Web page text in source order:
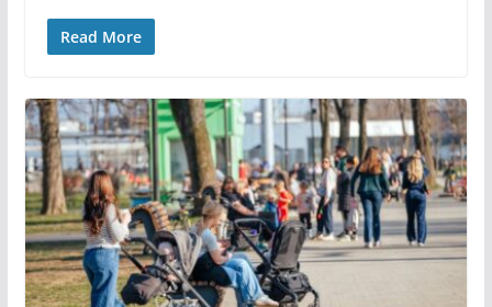
Read More